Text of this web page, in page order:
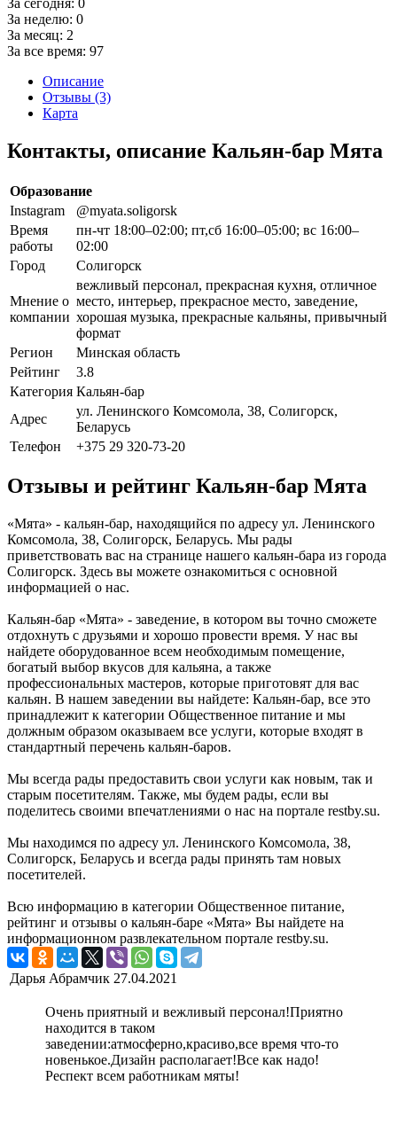
За неделю: 0
За месяц: 2
За все время: 97
Описание
Отзывы (3)
Карта
Контакты, описание Кальян-бар Мята
Образование
Instagram
@myata.soligorsk
Время
работы
пн-чт 18:00–02:00; пт,сб 16:00–05:00; вс 16:00–
02:00
Город
Солигорск
Мнение о
компании
вежливый персонал, прекрасная кухня, отличное
место, интерьер, прекрасное место, заведение,
хорошая музыка, прекрасные кальяны, привычный
формат
Регион
Минская область
Рейтинг
3.8
Категория Кальян-бар
Адрес
ул. Ленинского Комсомола, 38, Солигорск,
Беларусь
Телефон
+375 29 320-73-20
Отзывы и рейтинг Кальян-бар Мята
«Мята» - кальян-бар, находящийся по адресу ул. Ленинского
Комсомола, 38, Солигорск, Беларусь. Мы рады
приветствовать вас на странице нашего кальян-бара из города
Солигорск. Здесь вы можете ознакомиться с основной
информацией о нас.
Кальян-бар «Мята» - заведение, в котором вы точно сможете
отдохнуть с друзьями и хорошо провести время. У нас вы
найдете оборудованное всем необходимым помещение,
богатый выбор вкусов для кальяна, а также
профессиональных мастеров, которые приготовят для вас
кальян. В нашем заведении вы найдете: Кальян-бар, все это
принадлежит к категории Общественное питание и мы
должным образом оказываем все услуги, которые входят в
стандартный перечень кальян-баров.
Мы всегда рады предоставить свои услуги как новым, так и
старым посетителям. Также, мы будем рады, если вы
поделитесь своими впечатлениями о нас на портале restby.su.
Мы находимся по адресу ул. Ленинского Комсомола, 38,
Солигорск, Беларусь и всегда рады принять там новых
посетителей.
Всю информацию в категории Общественное питание,
рейтинг и отзывы о кальян-баре «Мята» Вы найдете на
информационном развлекательном портале restby.su.
Дарья Абрамчик 27.04.2021
Очень приятный и вежливый персонал!Приятно
находится в таком
заведении:атмосферно,красиво,все время что-то
новенькое.Дизайн располагает!Все как надо!
Респект всем работникам мяты!